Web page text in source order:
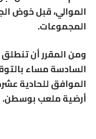
الموالي، قبل خوض
المجموعات.
ومن المقرر أن تنطلق
السادسة مساء
الموافق للحادية
أرضية ملعب بوسطن.